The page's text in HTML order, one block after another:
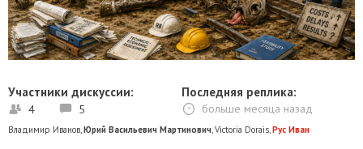
Участники дискуссии:
4 5
Последняя реплика:
больше месяца назад
Владимир Иванов,Юрий Васильевич Мартинович,Victoria Dorais,Рус Иван